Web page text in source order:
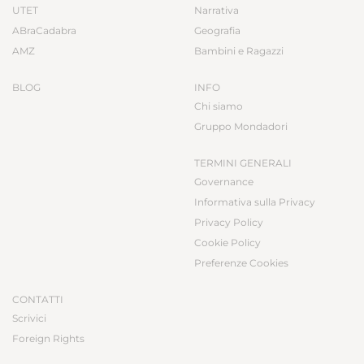
UTET
ABraCadabra
AMZ
BLOG
Narrativa
Geografia
Bambini e Ragazzi
INFO
Chi siamo
Gruppo Mondadori
TERMINI GENERALI
Governance
Informativa sulla Privacy
Privacy Policy
Cookie Policy
Preferenze Cookies
CONTATTI
Scrivici
Foreign Rights